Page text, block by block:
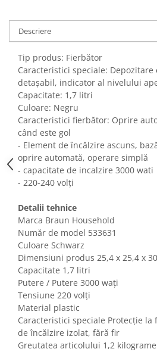
Aparate Frigorifice
Aparate Racire Aer
Aragaze si cuptoare cu microunde
Climatizare & sisteme de incalzire
Electrocasnice pentru Bucatarie
Fiare de calcat si masini de cusut
Ingrijire Locuinta
Purificatoare de aer
Fashion
Bijuterii
Ceasuri barbatesti
Cutii, curele si accesorii ceasuri
Genti si accesorii barbati
Genti si accesorii femei
Imbracaminte barbati
Imbracaminte femei
Imbracaminte si Incaltaminte copii
Incaltaminte barbati
Incaltaminte femei
Ochelari de soare
Descriere
Tip produs: Fierbător
Caracteristici speciale:
detașabil, indicator al nivelului
Capacitate: 1,7 litri
Culoare: Negru
Caracteristici fierbător: Oprire
când este gol
- Element de încălzire ascuns,
oprire automată, operare simplă
- capacitate de incalzire 3000 wati
- 220-240 volți
Detalii tehnice
Marca Braun Household
Număr de model 533631
Culoare Schwarz
Dimensiuni produs ‎25,4 x 25,4 x
Capacitate 1,7 litri
Putere / Putere 3000 wați
Tensiune 220 volți
Material plastic
Caracteristici speciale Protecție
de încălzire izolat, fără fir
Greutatea articolului 1,2 kilograme